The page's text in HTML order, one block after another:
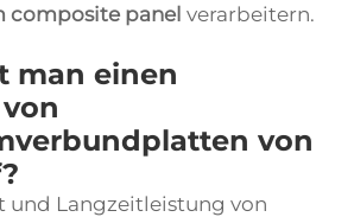
composite panel verarbeitern.
man einen
von
und Langzeitleistung von